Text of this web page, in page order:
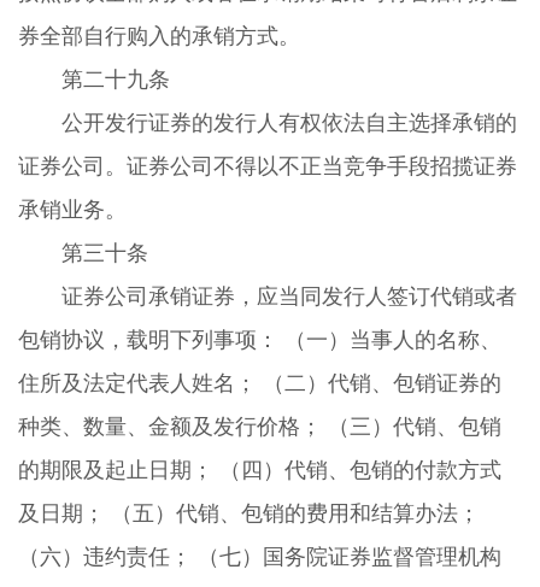
券全部自行购入的承销方式。
第二十九条
公开发行证券的发行人有权依法自主选择承销的
证券公司。证券公司不得以不正当竞争手段招揽证券
承销业务。
第三十条
证券公司承销证券，应当同发行人签订代销或者
包销协议，载明下列事项： （一）当事人的名称、
住所及法定代表人姓名； （二）代销、包销证券的
种类、数量、金额及发行价格； （三）代销、包销
的期限及起止日期； （四）代销、包销的付款方式
及日期； （五）代销、包销的费用和结算办法；
（六）违约责任； （七）国务院证券监督管理机构